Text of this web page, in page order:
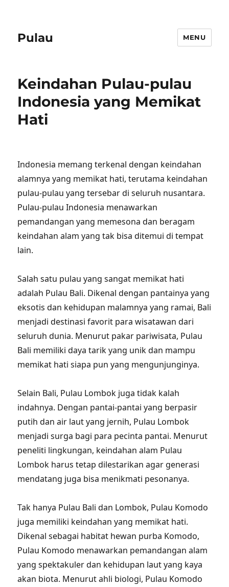
Pulau MENU
Keindahan Pulau-pulau
Indonesia yang Memikat
Hati
Indonesia memang terkenal dengan keindahan
alamnya yang memikat hati, terutama keindahan
pulau-pulau yang tersebar di seluruh nusantara.
Pulau-pulau Indonesia menawarkan
pemandangan yang memesona dan beragam
keindahan alam yang tak bisa ditemui di tempat
lain.
Salah satu pulau yang sangat memikat hati
adalah Pulau Bali. Dikenal dengan pantainya yang
eksotis dan kehidupan malamnya yang ramai, Bali
menjadi destinasi favorit para wisatawan dari
seluruh dunia. Menurut pakar pariwisata, Pulau
Bali memiliki daya tarik yang unik dan mampu
memikat hati siapa pun yang mengunjunginya.
Selain Bali, Pulau Lombok juga tidak kalah
indahnya. Dengan pantai-pantai yang berpasir
putih dan air laut yang jernih, Pulau Lombok
menjadi surga bagi para pecinta pantai. Menurut
peneliti lingkungan, keindahan alam Pulau
Lombok harus tetap dilestarikan agar generasi
mendatang juga bisa menikmati pesonanya.
Tak hanya Pulau Bali dan Lombok, Pulau Komodo
juga memiliki keindahan yang memikat hati.
Dikenal sebagai habitat hewan purba Komodo,
Pulau Komodo menawarkan pemandangan alam
yang spektakuler dan kehidupan laut yang kaya
akan biota. Menurut ahli biologi, Pulau Komodo